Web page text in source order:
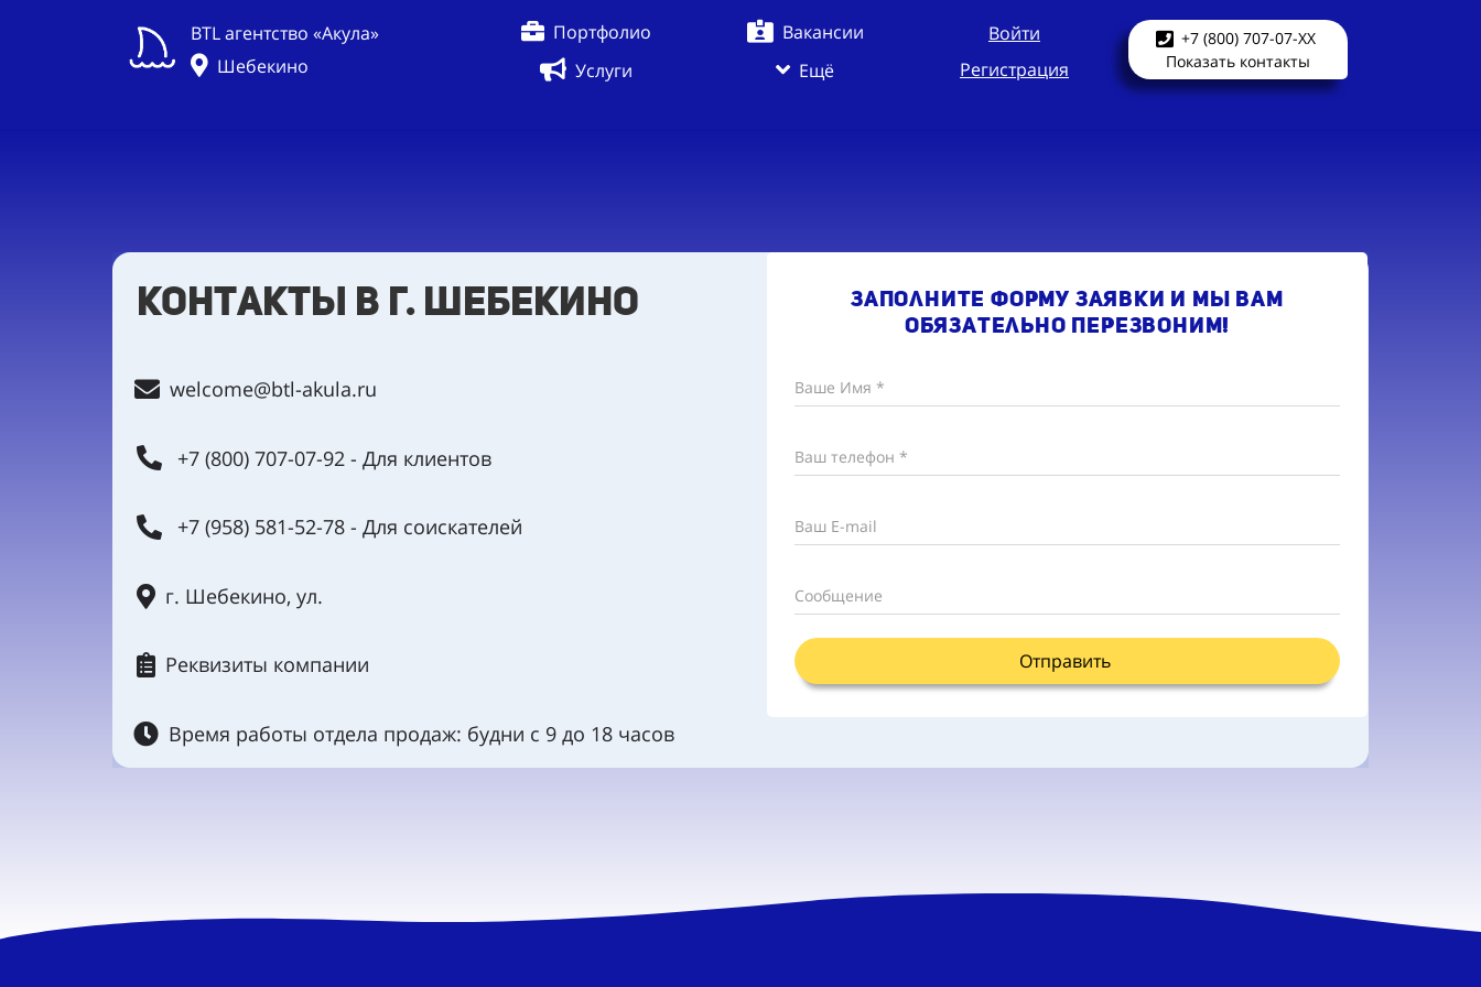
BTL агентство «Акула»
Шебекино
Портфолио
Вакансии
Услуги
Ещё
Войти
Регистрация
+7 (800) 707-07-XX
Показать контакты
контакты в г. Шебекино
welcome@btl-akula.ru
+7 (800) 707-07-92 - Для клиентов
+7 (958) 581-52-78 - Для соискателей
г. Шебекино, ул.
Реквизиты компании
Время работы отдела продаж: будни с 9 до 18 часов
Заполните форму заявки и мы Вам
обязательно перезвоним!
Ваше Имя *
Ваш телефон *
Ваш E-mail
Сообщение
Отправить